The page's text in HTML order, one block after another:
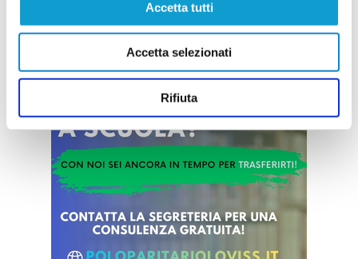
Accetta tutti
Accetta selezionati
Rifiuta